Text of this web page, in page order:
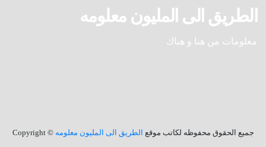
الطريق الى المليون معلومه
معلومات من هنا و هناك
جميع الحقوق محفوظه لكاتب موقع الطريق الى المليون معلومه © Copyright